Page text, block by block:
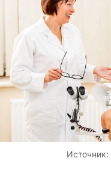
Источник: